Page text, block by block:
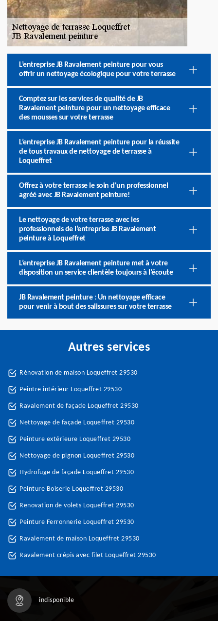
L’entreprise JB Ravalement peinture pour vous
offrir un nettoyage écologique pour votre terrasse
Comptez sur les services de qualité de JB
Ravalement peinture pour un nettoyage efficace
des mousses sur votre terrasse
L’entreprise JB Ravalement peinture pour la réussite
de tous travaux de nettoyage de terrasse à
Loqueffret
Offrez à votre terrasse le soin d'un professionnel
agréé avec JB Ravalement peinture!
Le nettoyage de votre terrasse avec les
professionnels de l’entreprise JB Ravalement
peinture à Loqueffret
L’entreprise JB Ravalement peinture met à votre
disposition un service clientèle toujours à l’écoute
JB Ravalement peinture : Un nettoyage efficace
pour venir à bout des salissures sur votre terrasse
Autres services
Rénovation de maison Loqueffret 29530
Peintre intérieur Loqueffret 29530
Ravalement de façade Loqueffret 29530
Nettoyage de façade Loqueffret 29530
Peinture extérieure Loqueffret 29530
Nettoyage de pignon Loqueffret 29530
Hydrofuge de façade Loqueffret 29530
Peinture Boiserie Loqueffret 29530
Renovation de volets Loqueffret 29530
Peinture Ferronnerie Loqueffret 29530
Ravalement de maison Loqueffret 29530
Ravalement crépis avec filet Loqueffret 29530
indisponible